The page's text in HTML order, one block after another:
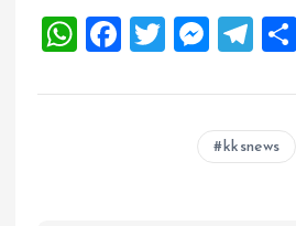
W
at
F
ce
T
tt
er
M
se
n
g
T
e
g
r
kksnews